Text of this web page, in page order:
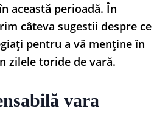
această perioadă. În
câteva sugestii despre ce
pentru a vă menține în
zilele toride de vară.
vara